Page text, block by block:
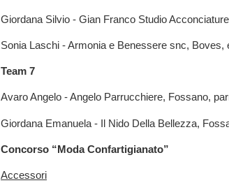
Giordana Silvio - Gian Franco Studio
Sonia Laschi - Armonia e Benessere snc, Boves,
Team 7
Avaro Angelo - Angelo Parrucchiere, Fossano,
Giordana Emanuela - Il Nido Della Bellezza,
Concorso “Moda Confartigianato”
Accessori